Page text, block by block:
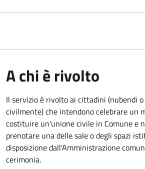
A chi è rivolto
Il servizio è rivolto ai cittadini (nubendi
civilmente) che intendono celebrare un
costituire un'unione civile in Comune e
prenotare una delle sale o degli spazi
disposizione dall'Amministrazione
cerimonia.